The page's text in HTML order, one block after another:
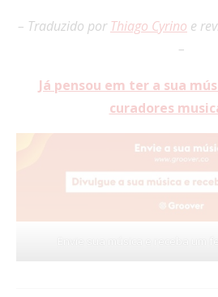
– Traduzido por Thiago Cyrino e
–
Já pensou em ter a sua
curadores